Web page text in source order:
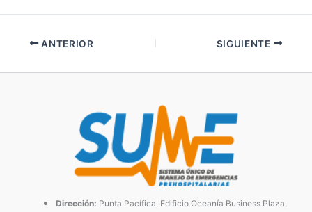
ANTERIOR SIGUIENTE
Dirección: Punta Pacífica, Edificio Oceanía Business Plaza,